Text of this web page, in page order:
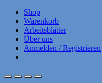
Shop
Warenkorb
Arbeitsblätter
Über uns
Anmelden / Registrieren